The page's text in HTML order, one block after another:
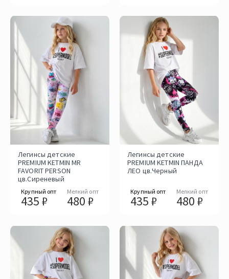
Легинсы детские
PREMIUM KETMIN MR
FAVORIT PERSON
цв.Cиреневый
Крупный опт
435 ₽
Мелкий опт
480 ₽
Легинсы детские
PREMIUM KETMIN ПАНДА
ЛЕО цв.Черный
Крупный опт
435 ₽
Мелкий опт
480 ₽